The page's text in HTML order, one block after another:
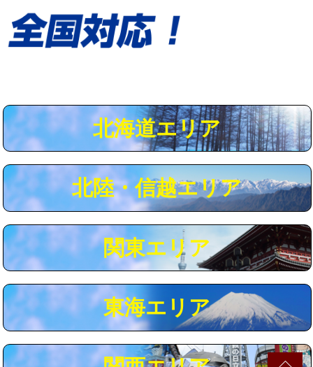
給水管工事※（土の掘削・埋め戻し作
業)
用（追加）/3ｍ超え)
給水管工事※（ライニング鋼管・銅
44,000円
給水管工事※（ライニング鋼管・銅
管・ポリ管・HT管使用/3ｍ超え)
+8,800円
マス交換（土の掘削・埋め戻し作業） 11,000円~
マス交換（深さ50㎝未満） 55,000円
マス交換（深さ50㎝以上） 66,000円
コンクリート斫り（厚さ10㎝まで） 27,500円
コンクリート斫り（厚さ10㎝超え） 38,500円
北海道エリア
北陸・信越エリア
関東エリア
東海エリア